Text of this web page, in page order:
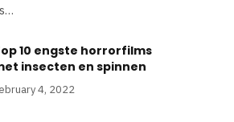
10 engste horrorfilms
insecten en spinnen
4, 2022